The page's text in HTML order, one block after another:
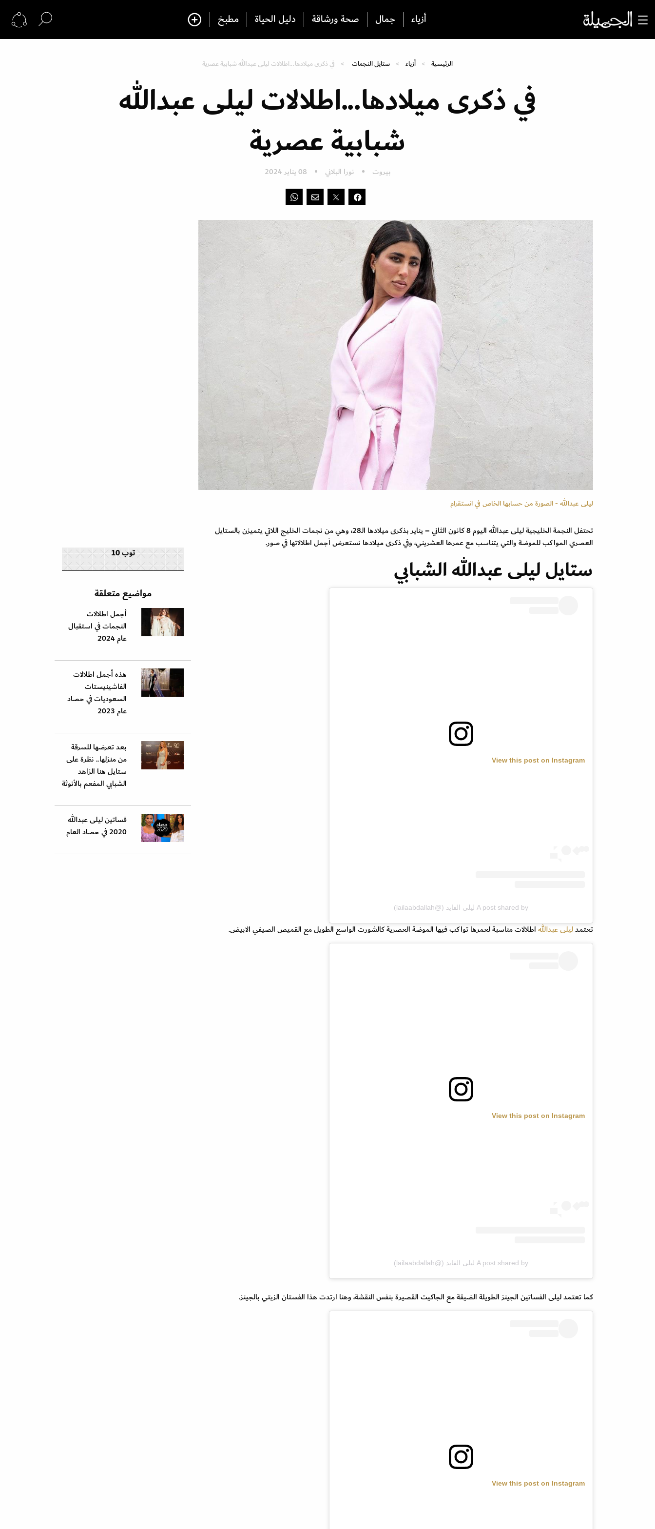
أزياء جمال صحة ورشاقة دليل الحياة مطبخ
الرئيسية أزياء ستايل النجمات في ذكرى ميلادها...اطلالات ليلى عبدالله شبابية عصرية
في ذكرى ميلادها...اطلالات ليلى عبدالله
شبابية عصرية
بيروت نورا البلاني 08 يناير 2024
ليلى عبدالله - الصورة من حسابها الخاص في انستقرام
تحتفل النجمة الخليجية ليلى عبدالله اليوم 8 كانون الثاني – يناير بذكرى ميلادها الـ28، وهي من نجمات الخليج اللاتي يتميزن بالستايل
العصري المواكب للموضة والتي يتناسب مع عمرها العشريني، وفي ذكرى ميلادها نستعرض أجمل اطلالاتها في صور.
ستايل ليلى عبدالله الشبابي
View this post on Instagram
A post shared by ليلى الفايد (@lailaabdallah)
تعتمدليلى عبداللهاطلالات مناسبة لعمرها تواكب فيها الموضة العصرية كالشورت الواسع الطويل مع القميص الصيفي الابيض.
View this post on Instagram
A post shared by ليلى الفايد (@lailaabdallah)
كما تعتمد ليلى الفساتين الجينز الطويلة الضيقة مع الجاكيت القصيرة بنفس النقشة، وهنا ارتدت هذا الفستان الزيتي بالجينز.
View this post on Instagram
توب 10
مواضيع متعلقة
أجمل اطلالات
النجمات في استقبال
عام 2024
هذه أجمل اطلالات
الفاشينيستات
السعوديات في حصاد
عام 2023
بعد تعرضها للسرقة
من منزلها.. نظرة على
ستايل هنا الزاهد
الشبابي المفعم بالأنوثة
فساتين ليلى عبدالله
2020 في حصاد العام